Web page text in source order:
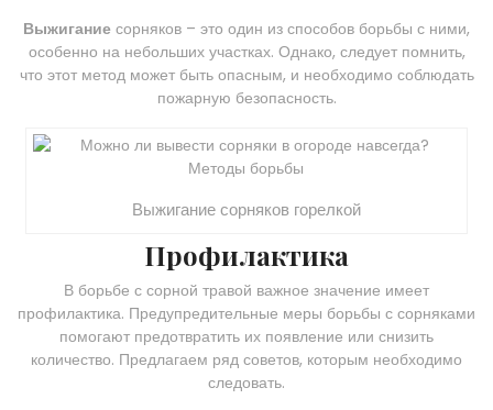
Выжигание сорняков – это один из способов борьбы с ними,
особенно на небольших участках. Однако, следует помнить,
что этот метод может быть опасным, и необходимо соблюдать
пожарную безопасность.
Выжигание сорняков горелкой
Профилактика
В борьбе с сорной травой важное значение имеет
профилактика. Предупредительные меры борьбы с сорняками
помогают предотвратить их появление или снизить
количество. Предлагаем ряд советов, которым необходимо
следовать.